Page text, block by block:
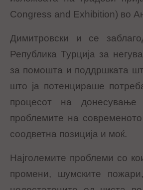
Congress and Exhibition) во
Димитровски и се
Република Турција за
за помошта и поддршката
што ја потенцираше
процесот на
проблемите на
соодветна позиција и моќ.
Најголемите проблеми со
промени, шумските